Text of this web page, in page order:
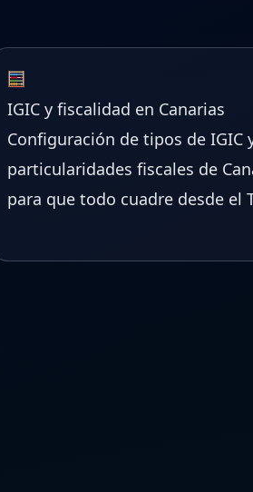
IGIC y fiscalidad en Canarias
Configuración de tipos de IGIC
particularidades fiscales de
para que todo cuadre desde el